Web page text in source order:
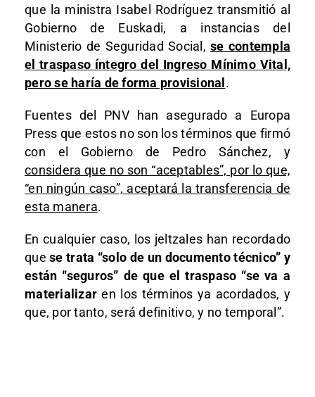
que la ministra Isabel Rodríguez transmitió al
Gobierno de Euskadi, a instancias del
Ministerio de Seguridad Social, se contempla
el traspaso íntegro del Ingreso Mínimo Vital,
pero se haría de forma provisional .
Fuentes del PNV han asegurado a Europa
Press que estos no son los términos que firmó
con el Gobierno de Pedro Sánchez, y
considera que no son “aceptables”, por lo que,
“en ningún caso”, aceptará la transferencia de
esta manera.
En cualquier caso, los jeltzales han recordado
quese trata “solo de un documento técnico” y
están “seguros” de que el traspaso “se va a
materializar en los términos ya acordados, y
que, por tanto, será definitivo, y no temporal”.